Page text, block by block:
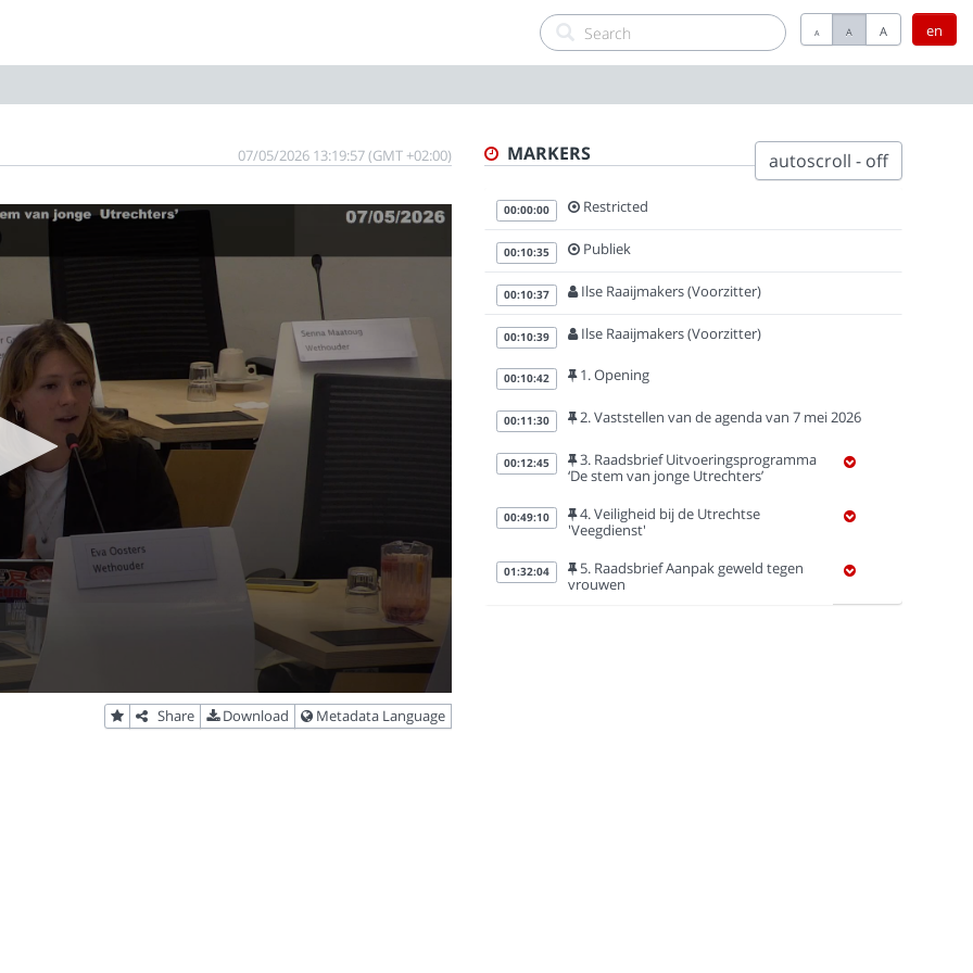
en
A A A
07/05/2026 13:19:57 (GMT +02:00)
Share Download Metadata Language
MARKERS autoscroll - off
00:00:00 Restricted
00:10:35 Publiek
00:10:37 Ilse Raaijmakers (Voorzitter)
00:10:39 Ilse Raaijmakers (Voorzitter)
00:10:42 1. Opening
00:11:30 2. Vaststellen van de agenda van 7 mei 2026
00:12:45
3. Raadsbrief Uitvoeringsprogramma
‘De stem van jonge Utrechters’
00:49:10
4. Veiligheid bij de Utrechtse
'Veegdienst'
01:32:04
5. Raadsbrief Aanpak geweld tegen
vrouwen